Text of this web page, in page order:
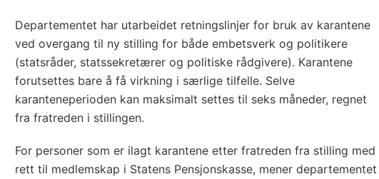
Departementet har utarbeidet retningslinjer for bruk av karantene
ved overgang til ny stilling for både embetsverk og politikere
(statsråder, statssekretærer og politiske rådgivere). Karantene
forutsettes bare å få virkning i særlige tilfelle. Selve
karanteneperioden kan maksimalt settes til seks måneder, regnet
fra fratreden i stillingen.
For personer som er ilagt karantene etter fratreden fra stilling med
rett til medlemskap i Statens Pensjonskasse, mener departementet